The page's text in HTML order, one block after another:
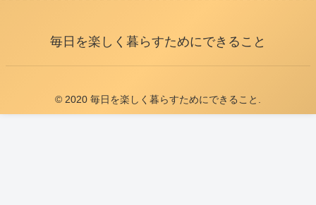
毎日を楽しく暮らすためにできること
© 2020 毎日を楽しく暮らすためにできること.